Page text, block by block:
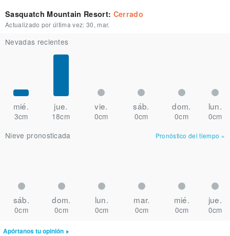
Sasquatch Mountain Resort: Cerrado
Actualizado por última vez: 30, mar.
Nevadas recientes
mié. jue. vie. sáb. dom. lun.
3cm 18cm 0cm 0cm 0cm
0cm
Nieve pronosticada
Pronóstico del tiempo »
sáb. dom. lun. mar. mié. jue.
0cm 0cm 0cm 0cm 0cm 0cm
Apórtanos tu opinión